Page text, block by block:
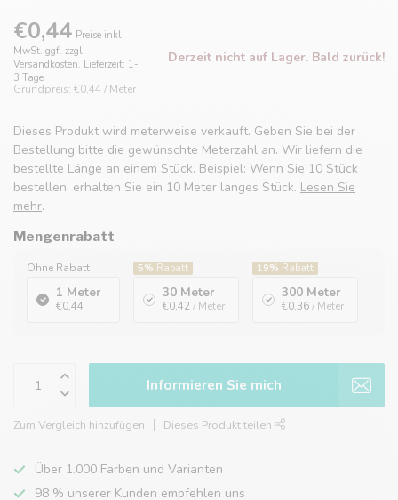
€0,44 Preise inkl.
MwSt. ggf. zzgl.
Versandkosten. Lieferzeit: 1-
3 Tage
Grundpreis: €0,44 / Meter
Derzeit nicht auf Lager. Bald zurück!
Dieses Produkt wird meterweise verkauft. Geben Sie bei der
Bestellung bitte die gewünschte Meterzahl an. Wir liefern die
bestellte Länge an einem Stück. Beispiel: Wenn Sie 10 Stück
bestellen, erhalten Sie ein 10 Meter langes Stück. Lesen Sie
mehr.
Mengenrabatt
Ohne Rabatt
1 Meter
€0,44
5% Rabatt
30 Meter
€0,42 / Meter
19% Rabatt
300 Meter
€0,36/ Meter
Informieren Sie mich
Zum Vergleich hinzufügen Dieses Produkt teilen
Über 1.000 Farben und Varianten
98 % unserer Kunden empfehlen uns